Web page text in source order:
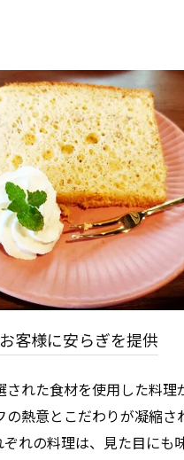
客様に安らぎを提供
された食材を使用した料理
の熱意とこだわりが凝縮さ
ぞれの料理は、見た目にも